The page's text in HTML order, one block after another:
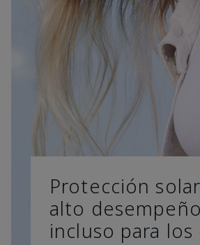
Protección
alto desempeño
incluso para los